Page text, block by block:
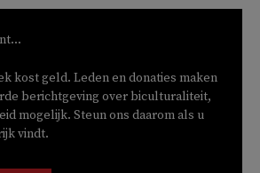
kost geld. Leden en donaties maken
berichtgeving over biculturaliteit,
mogelijk. Steun ons daarom als u
vindt.